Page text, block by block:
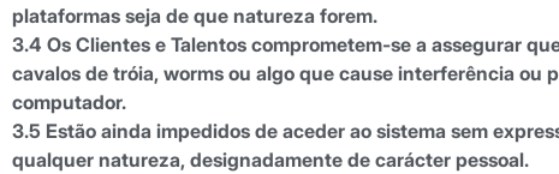
plataformas seja de que natureza forem.
3.4 Os Clientes e Talentos comprometem-se a assegurar
cavalos de tróia, worms ou algo que cause interferência
computador.
3.5 Estão ainda impedidos de aceder ao sistema sem
qualquer natureza, designadamente de carácter pessoal.